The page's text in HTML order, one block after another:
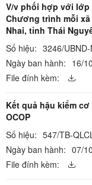
V/v phối hợp với lớp
Chương trình mỗi xã
Nhai, tỉnh Thái
Số hiệu: 3246/UBND-
Ngày ban hành: 16/
File đính kèm:
Kết quả hậu kiểm
OCOP
Số hiệu: 547/TB-
Ngày ban hành: 07/
File đính kèm: